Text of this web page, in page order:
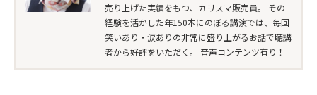
売り上げた実績をもつ、カリスマ販売員。 その
経験を活かした年150本にのぼる講演では、毎回
笑いあり・涙ありの非常に盛り上がるお話で聴講
者から好評をいただく。 音声コンテンツ有り！